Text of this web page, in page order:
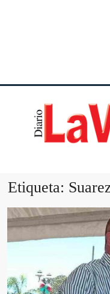
Etiqueta: